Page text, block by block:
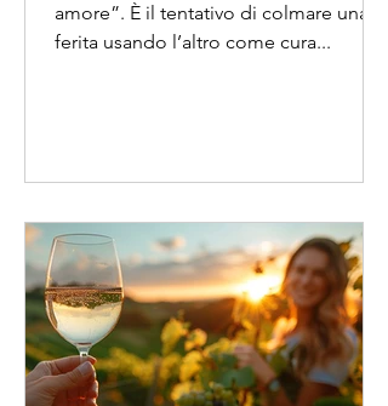
amore”. È il tentativo di colmare una
ferita usando l’altro come cura...